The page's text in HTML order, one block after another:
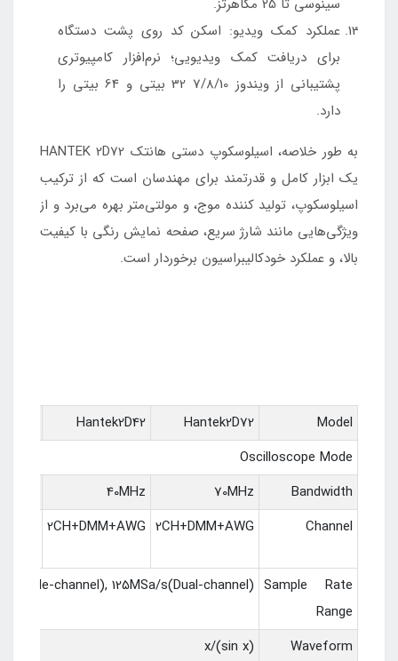
سینوسی تا 25 مگاهرتز.
عملکرد کمک ویدیو: اسکن کد روی پشت دستگاه
برای دریافت کمک ویدیویی؛ نرم‌افزار کامپیوتری
پشتیبانی از ویندوز 7/8/10 32 بیتی و 64 بیتی را
دارد.
به طور خلاصه، اسیلوسکوپ دستی هانتک HANTEK 2D72
یک ابزار کامل و قدرتمند برای مهندسان است که از ترکیب
اسیلوسکوپ، تولید کننده موج، و مولتی‌متر بهره می‌برد و از
ویژگی‌هایی مانند شارژ سریع، صفحه نمایش رنگی با کیفیت
بالا، و عملکرد خودکالیبراسیون برخوردار است.
Model
Hantek2D72
Hantek2D42
Oscilloscope Mode
Bandwidth
70MHz
40MHz
Channel
2CH+DMM+AWG
2CH+DMM+AWG
Sample Rate
Range
channel), 125MSa/s(Dual-channel)
Waveform
(sin x)/x